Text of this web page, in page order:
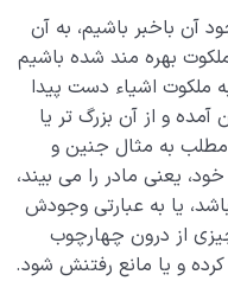
آسمان انسانیت
دنیا کجاست؟
دنیا قدرت
در دنیا
حداکثر استفاده
آن باخبر باشیم، به آن
بهره مند شده باشیم
ملکوت اشیاء دست پیدا
و از آن بزرگ تر یا
به مثال جنین و
یعنی مادر را می بیند،
یا به عبارتی وجودش
از درون چهارچوب
کرده و یا مانع رفتنش شود.